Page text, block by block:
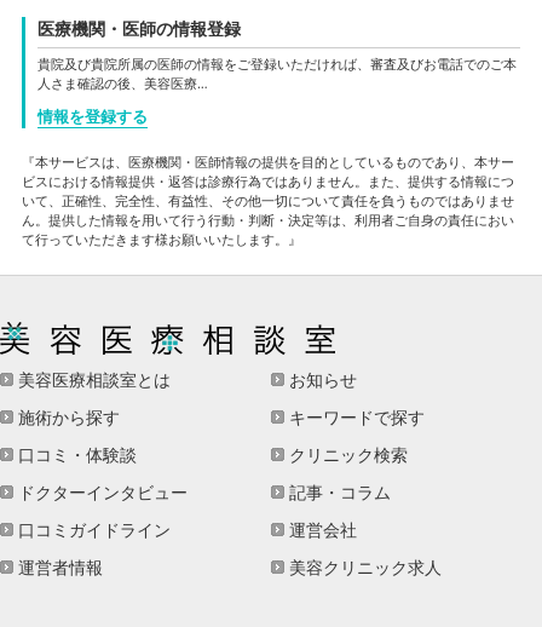
医療機関・医師の情報登録
貴院及び貴院所属の医師の情報をご登録いただければ、審査及びお電話でのご本
人さま確認の後、美容医療…
情報を登録する
『本サービスは、医療機関・医師情報の提供を目的としているものであり、本サー
ビスにおける情報提供・返答は診療行為ではありません。また、提供する情報につ
いて、正確性、完全性、有益性、その他一切について責任を負うものではありませ
ん。提供した情報を用いて行う行動・判断・決定等は、利用者ご自身の責任におい
て行っていただきます様お願いいたします。』
美容医療相談室とは
お知らせ
施術から探す
キーワードで探す
口コミ・体験談
クリニック検索
ドクターインタビュー
記事・コラム
口コミガイドライン
運営会社
運営者情報
美容クリニック求人